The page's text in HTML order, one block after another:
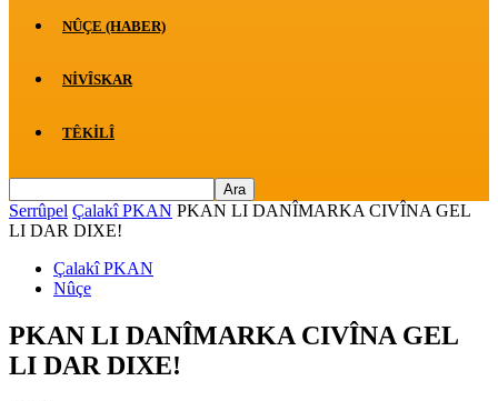
NÛÇE (HABER)
NIVÎSKAR
TÊKILÎ
Serrûpel Çalakî PKAN PKAN LI DANÎMARKA CIVÎNA GEL
LI DAR DIXE!
Çalakî PKAN
Nûçe
PKAN LI DANÎMARKA CIVÎNA GEL
LI DAR DIXE!